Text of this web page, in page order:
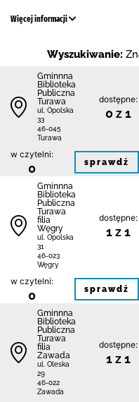
Więcej informacji
Wyszukiwanie:
Gminnna
Biblioteka
Publiczna
Turawa
ul. Opolska
33
46-045
Turawa
dostępne:
0 z 1
w czytelni:
0 sprawdź
Gminnna
Biblioteka
Publiczna
Turawa
filia
Węgry
ul. Opolska
31
46-023
Węgry
dostępne:
1 z 1
w czytelni:
0 sprawdź
Gminnna
Biblioteka
Publiczna
Turawa
filia
Zawada
ul. Oleska
29
46-022
Zawada
dostępne:
1 z 1